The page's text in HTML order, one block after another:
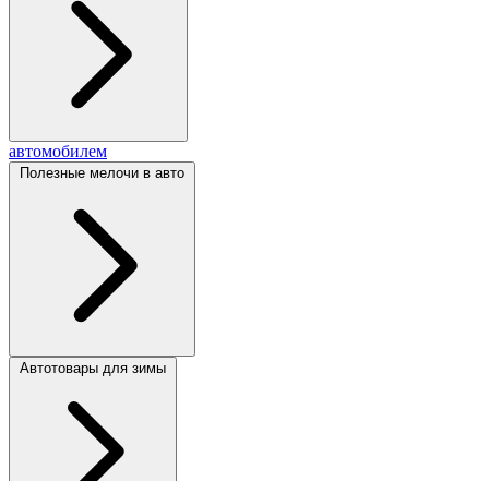
автомобилем
Полезные мелочи в авто
Автотовары для зимы